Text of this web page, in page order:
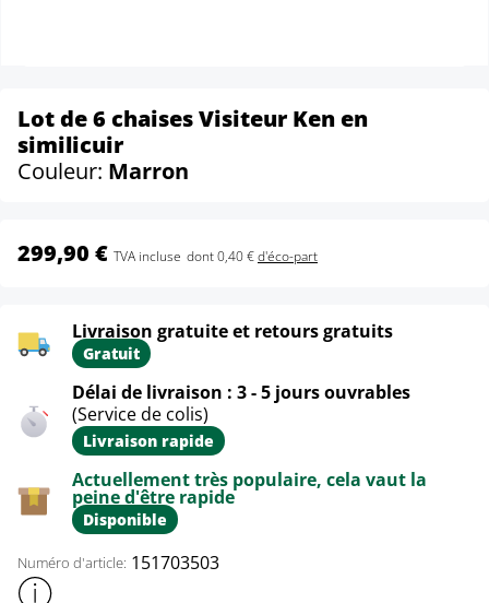
Lot de 6 chaises Visiteur Ken en
similicuir
Couleur: Marron
299,90 € TVA incluse dont 0,40 €d'éco-part
Livraison gratuite et retours gratuits
Gratuit
Délai de livraison : 3 - 5 jours ouvrables
(Service de colis)
Livraison rapide
Actuellement très populaire, cela vaut la
peine d'être rapide
Disponible
Numéro d'article: 151703503
Afficher plus d'informations sur le produit